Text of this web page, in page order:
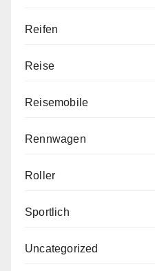
Reifen
Reise
Reisemobile
Rennwagen
Roller
Sportlich
Uncategorized